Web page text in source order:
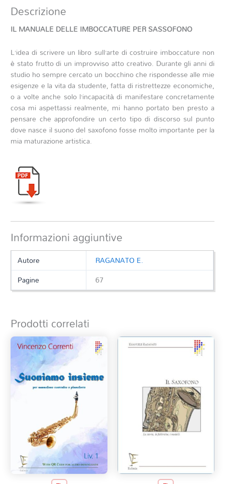
Descrizione
IL MANUALE DELLE IMBOCCATURE PER SASSOFONO
L’idea di scrivere un libro sull’arte di costruire imboccature non
è stato frutto di un improvviso atto creativo. Durante gli anni di
studio ho sempre cercato un bocchino che rispondesse alle mie
esigenze e la vita da studente, fatta di ristrettezze economiche,
o a volte anche solo l’incapacità di manifestare concretamente
cosa mi aspettassi realmente, mi hanno portato ben presto a
pensare che approfondire un certo tipo di discorso sul punto
dove nasce il suono del saxofono fosse molto importante per la
mia maturazione artistica.
Informazioni aggiuntive
Autore
RAGANATO E.
Pagine
67
Prodotti correlati